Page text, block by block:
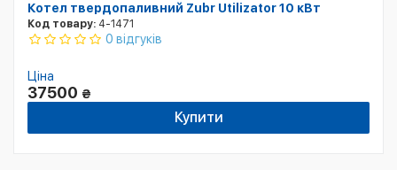
Котел твердопаливний Zubr Utilizator 10 кВт
Код товару: 4-1471
0 відгуків
Ціна
37500 ₴
Купити